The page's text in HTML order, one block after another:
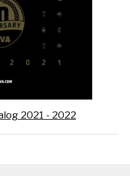
2021 - 2022